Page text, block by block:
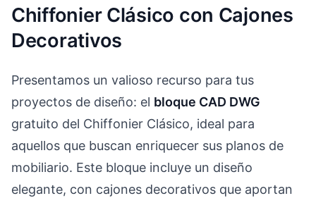
Chiffonier Clásico con Cajones
Decorativos
Presentamos un valioso recurso para tus
proyectos de diseño: el bloque CAD DWG
gratuito del Chiffonier Clásico, ideal para
aquellos que buscan enriquecer sus planos de
mobiliario. Este bloque incluye un diseño
elegante, con cajones decorativos que aportan